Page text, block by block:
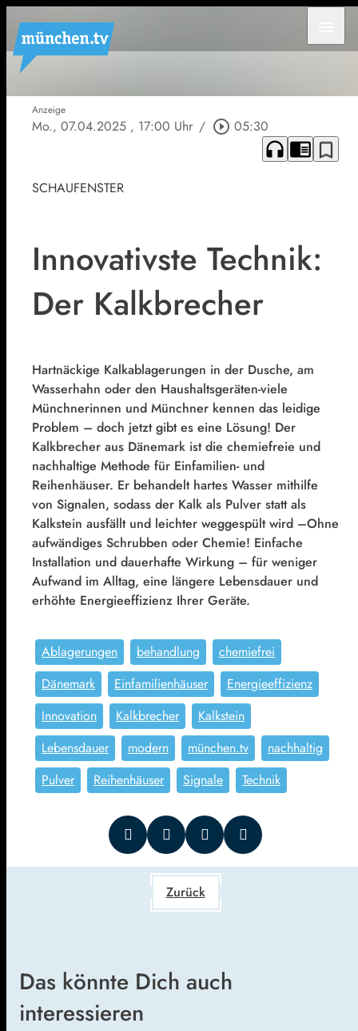
Anzeige
Mo., 07.04.2025 , 17:00 Uhr / play_circle_outline 05:30
headphones chrome_reader_mode bookmark_border
SCHAUFENSTER
Innovativste Technik:
Der Kalkbrecher
Hartnäckige Kalkablagerungen in der Dusche, am
Wasserhahn oder den Haushaltsgeräten-viele
Münchnerinnen und Münchner kennen das leidige
Problem – doch jetzt gibt es eine Lösung! Der
Kalkbrecher aus Dänemark ist die chemiefreie und
nachhaltige Methode für Einfamilien- und
Reihenhäuser. Er behandelt hartes Wasser mithilfe
von Signalen, sodass der Kalk als Pulver statt als
Kalkstein ausfällt und leichter weggespült wird –Ohne
aufwändiges Schrubben oder Chemie! Einfache
Installation und dauerhafte Wirkung – für weniger
Aufwand im Alltag, eine längere Lebensdauer und
erhöhte Energieeffizienz Ihrer Geräte.
Ablagerungen behandlung
chemiefrei
Dänemark
Einfamilienhäuser
Energieeffizienz
Innovation
Kalkbrecher
Kalkstein
Lebensdauer
modern münchen.tv
nachhaltig
Pulver
Reihenhäuser Signale Technik
Zurück
Das könnte Dich auch
interessieren